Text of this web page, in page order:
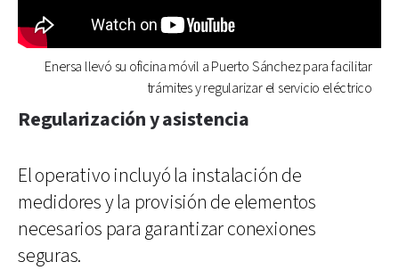
Enersa llevó su oficina móvil a Puerto Sánchez para facilitar
trámites y regularizar el servicio eléctrico
Regularización y asistencia
El operativo incluyó la instalación de
medidores y la provisión de elementos
necesarios para garantizar conexiones
seguras.